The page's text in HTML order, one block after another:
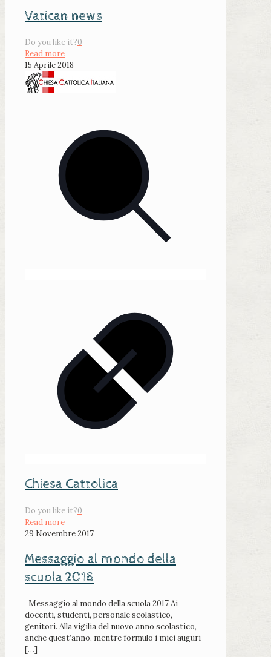
Vatican news
Do you like it?0
Read more
15 Aprile 2018
Chiesa Cattolica
Do you like it?0
Read more
29 Novembre 2017
Messaggio al mondo della
scuola 2018
Messaggio al mondo della scuola 2017 Ai
docenti, studenti, personale scolastico,
genitori. Alla vigilia del nuovo anno scolastico,
anche quest’anno, mentre formulo i miei auguri
[…]